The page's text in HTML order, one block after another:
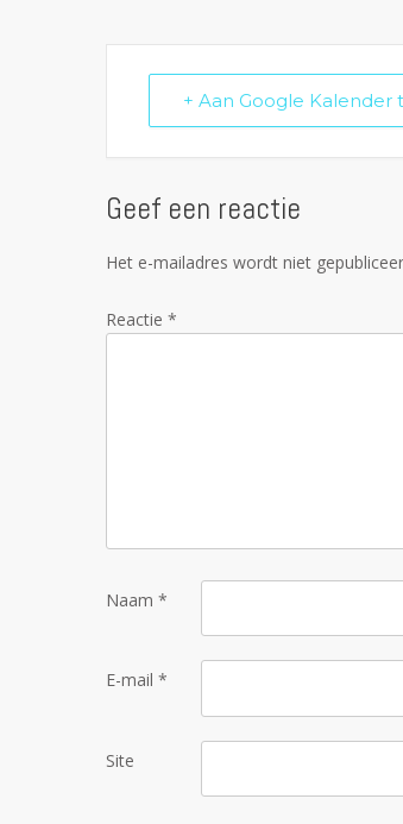
+ Aan Google Kalender
Geef een reactie
Het e-mailadres wordt niet
Reactie *
Naam *
E-mail *
Site